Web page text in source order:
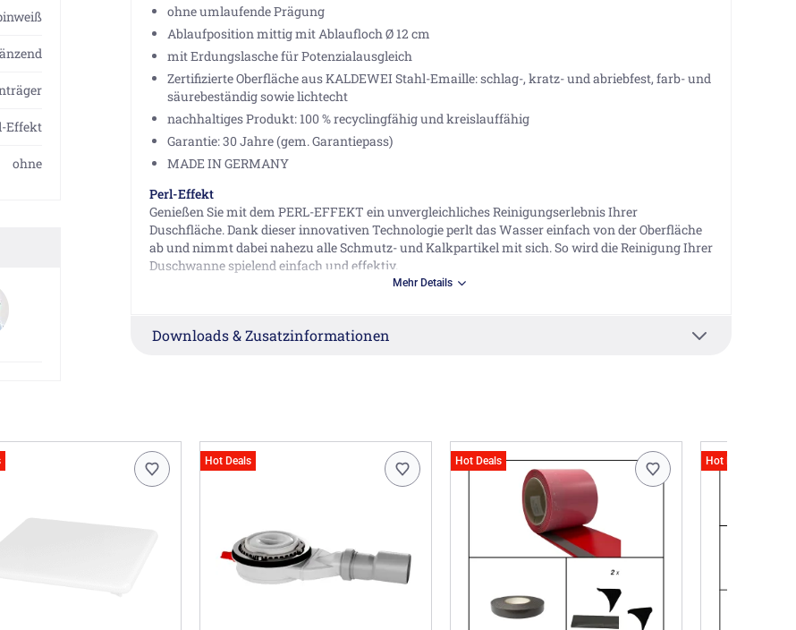
Effekt
ohne
ohne umlaufende Prägung
Ablaufposition mittig mit Ablaufloch Ø 12 cm
mit Erdungslasche für Potenzialausgleich
Zertifizierte Oberfläche aus KALDEWEI Stahl-Emaille: schlag-, kratz- und abriebfest, farb- und
säurebeständig sowie lichtecht
nachhaltiges Produkt: 100 % recyclingfähig und kreislauffähig
Garantie: 30 Jahre (gem. Garantiepass)
MADE IN GERMANY
Perl-Effekt
Genießen Sie mit dem PERL-EFFEKT ein unvergleichliches Reinigungserlebnis Ihrer
Duschfläche. Dank dieser innovativen Technologie perlt das Wasser einfach von der Oberfläche
ab und nimmt dabei nahezu alle Schmutz- und Kalkpartikel mit sich. So wird die Reinigung Ihrer
Duschwanne spielend einfach und effektiv.
erworben werden.
Mehr Details
Downloads & Zusatzinformationen
Hot Deals Hot Deals Hot Deals